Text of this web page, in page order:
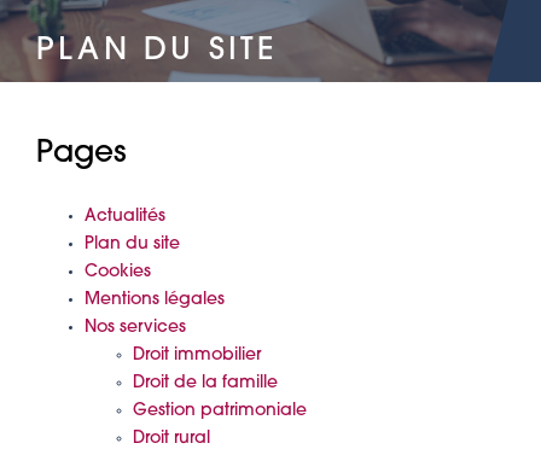
PLAN DU SITE
Pages
Actualités
Plan du site
Cookies
Mentions légales
Nos services
Droit immobilier
Droit de la famille
Gestion patrimoniale
Droit rural